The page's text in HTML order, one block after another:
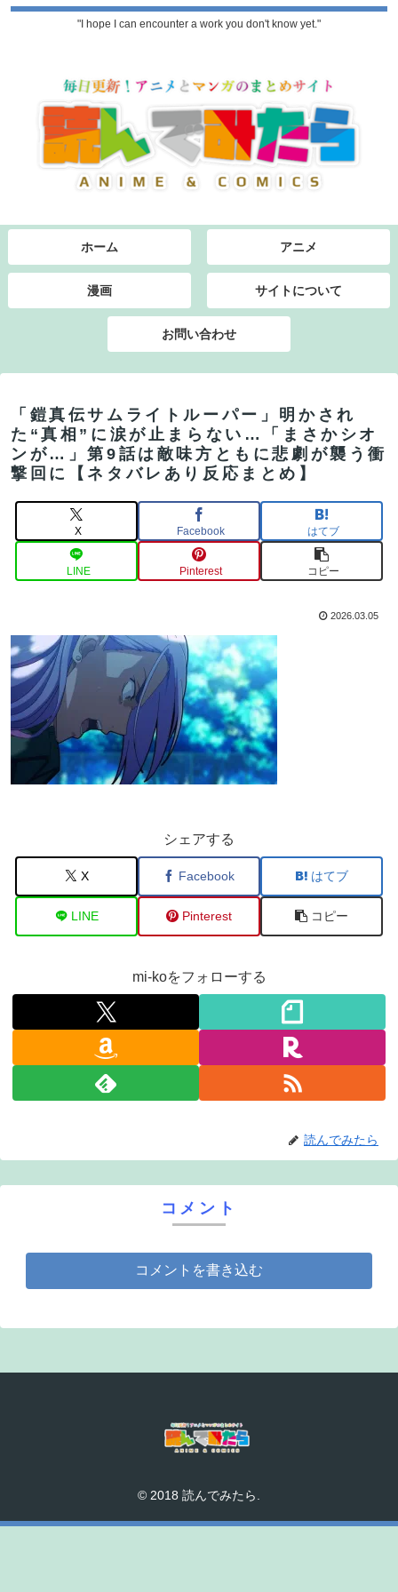
"I hope I can encounter a work you don't know yet."
ホーム アニメ
漫画 サイトについて
お問い合わせ
「鎧真伝サムライトルーパー」明かされ
た“真相”に涙が止まらない…「まさかシオ
ンが…」第9話は敵味方ともに悲劇が襲う衝
撃回に【ネタバレあり反応まとめ】
X Facebook はてブ
LINE Pinterest コピー
2026.03.05
シェアする
X Facebook はてブ
LINE Pinterest コピー
mi-koをフォローする
読んでみたら
コメント
コメントを書き込む
© 2018 読んでみたら.